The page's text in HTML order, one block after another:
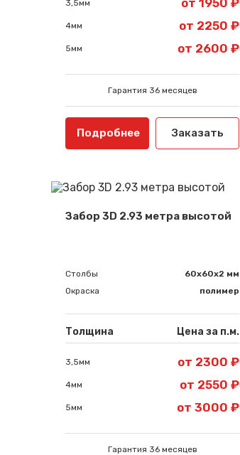
3,5мм от 1950 ₽
4мм от 2250 ₽
5мм от 2600 ₽
Гарантия 36 месяцев
Подробнее Заказать
Забор 3D 2.93 метра высотой
Столбы
60х60х2 мм
Окраска
полимер
Толщина Цена за п.м.
3,5мм от 2300 ₽
4мм от 2550 ₽
5мм от 3000 ₽
Гарантия 36 месяцев